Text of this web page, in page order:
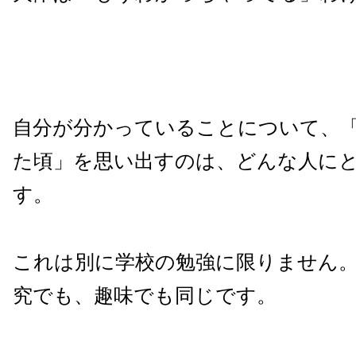
自分が分かっていることについて、
た頃」を思い出すのは、どんな人に
す。
これは別に学校の勉強に限りません
究でも、趣味でも同じです。